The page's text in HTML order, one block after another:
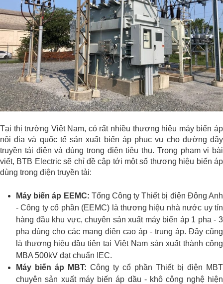
Tại thị trường Việt Nam, có rất nhiều thương hiệu máy biến áp
nội địa và quốc tế sản xuất biến áp phục vụ cho đường dây
truyền tải điện và dùng trong điện tiêu thụ. Trong phạm vi bài
viết, BTB Electric sẽ chỉ đề cập tới một số thương hiệu biến áp
dùng trong điện truyền tải:
Máy biến áp EEMC: Tổng Công ty Thiết bị điện Đông Anh
- Công ty cổ phần (EEMC) là thương hiệu nhà nước uy tín
hàng đầu khu vực, chuyên sản xuất máy biến áp 1 pha - 3
pha dùng cho các mạng điện cao áp - trung áp. Đây cũng
là thương hiệu đầu tiên tại Việt Nam sản xuất thành công
MBA 500kV đạt chuẩn IEC.
Máy biến áp MBT: Công ty cổ phần Thiết bị điện MBT
chuyên sản xuất máy biến áp dầu - khô công nghệ hiện